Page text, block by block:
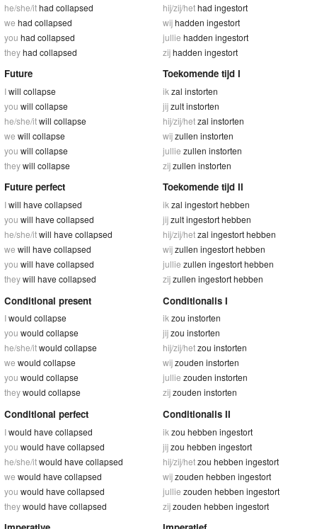
he/she/ithad collapsed
we had collapsed
you had collapsed
theyhad collapsed
hij/zij/hethad ingestort
wijhadden ingestort
jullie hadden ingestort
zijhadden ingestort
Future
Iwill collapse
you will collapse
he/she/itwill collapse
we will collapse
you will collapse
theywill collapse
Toekomende tijd I
ik zal instorten
jijzult instorten
hij/zij/hetzal instorten
wijzullen instorten
jullie zullen instorten
zijzullen instorten
Future perfect
Iwill have collapsed
you will have collapsed
he/she/itwill have collapsed
we will have collapsed
you will have collapsed
theywill have collapsed
Toekomende tijd II
ik zal ingestort hebben
jijzult ingestort hebben
hij/zij/hetzal ingestort hebben
wijzullen ingestort hebben
jullie zullen ingestort hebben
zijzullen ingestort hebben
Conditional present
Iwould collapse
you would collapse
he/she/itwould collapse
we would collapse
you would collapse
theywould collapse
Conditionalis I
ik zou instorten
jijzou instorten
hij/zij/hetzou instorten
wijzouden instorten
jullie zouden instorten
zijzouden instorten
Conditional perfect
Iwould have collapsed
you would have collapsed
he/she/itwould have collapsed
we would have collapsed
you would have collapsed
theywould have collapsed
Conditionalis II
ik zou hebben ingestort
jijzou hebben ingestort
hij/zij/hetzou hebben ingestort
wijzouden hebben ingestort
jullie zouden hebben ingestort
zijzouden hebben ingestort